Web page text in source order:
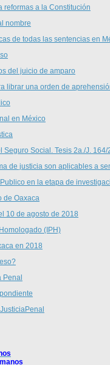
reformas a la Constitución
nombre
de todas las sentencias en
del juicio de amparo
librar una orden de
en México
Social. Tesis 2a./J.
de justicia son aplicables a
en la etapa de
de Oaxaca
10 de agosto de 2018
(IPH)
en 2018
Penal